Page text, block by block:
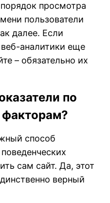
просмотра
пользователи
далее. Если
аналитики еще
– обязательно их
по
способ
сам сайт. Да, этот
верный